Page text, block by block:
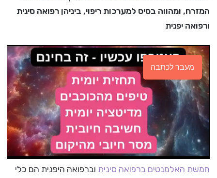
המזרח, ומהווה בסיס למערכות ריפוי, ביניהן רפואה סינית
ורפואה יפנית
מעבר לכתבה
חמשת האלמנטים ברפואה סינית וברפואה היפנית הם כלי